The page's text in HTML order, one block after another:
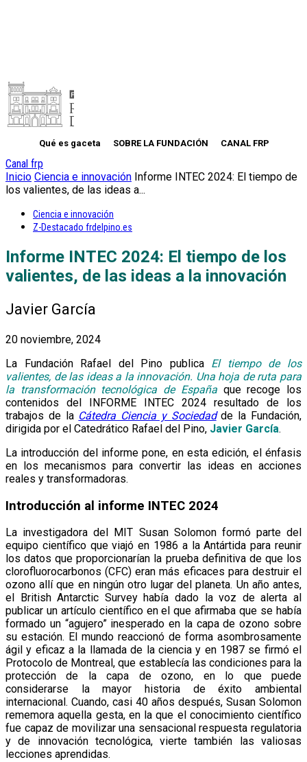
Qué es gaceta SOBRE LA FUNDACIÓN CANAL FRP
Canal frp
Inicio Ciencia e innovación Informe INTEC 2024: El tiempo de
los valientes, de las ideas a...
Ciencia e innovación
Z-Destacado frdelpino.es
Informe INTEC 2024: El tiempo de los
valientes, de las ideas a la innovación
Javier García
20 noviembre, 2024
La Fundación Rafael del Pino publica El tiempo de los
valientes, de las ideas a la innovación. Una hoja de ruta para
la transformación tecnológica de Españaque recoge los
contenidos del INFORME INTEC 2024 resultado de los
trabajos de la Cátedra Ciencia y Sociedadde la Fundación,
dirigida por el Catedrático Rafael del Pino, Javier García.
La introducción del informe pone, en esta edición, el énfasis
en los mecanismos para convertir las ideas en acciones
reales y transformadoras.
Introducción al informe INTEC 2024
La investigadora del MIT Susan Solomon formó parte del
equipo científico que viajó en 1986 a la Antártida para reunir
los datos que proporcionarían la prueba definitiva de que los
clorofluorocarbonos (CFC) eran más eficaces para destruir el
ozono allí que en ningún otro lugar del planeta. Un año antes,
el British Antarctic Survey había dado la voz de alerta al
publicar un artículo científico en el que afirmaba que se había
formado un “agujero” inesperado en la capa de ozono sobre
su estación. El mundo reaccionó de forma asombrosamente
ágil y eficaz a la llamada de la ciencia y en 1987 se firmó el
Protocolo de Montreal, que establecía las condiciones para la
protección de la capa de ozono, en lo que puede
considerarse la mayor historia de éxito ambiental
internacional. Cuando, casi 40 años después, Susan Solomon
rememora aquella gesta, en la que el conocimiento científico
fue capaz de movilizar una sensacional respuesta regulatoria
y de innovación tecnológica, vierte también las valiosas
lecciones aprendidas.